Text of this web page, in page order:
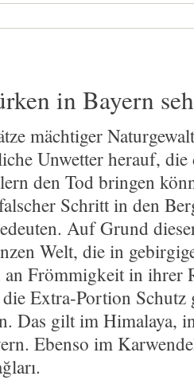
in Bayern
mächtiger
Unwetter herauf,
den Tod bringen
Schritt in den
Auf Grund
Welt, die in
an Frömmigkeit in ihrer
Extra-Portion Schutz
Das gilt im Himalaya,
Ebenso im